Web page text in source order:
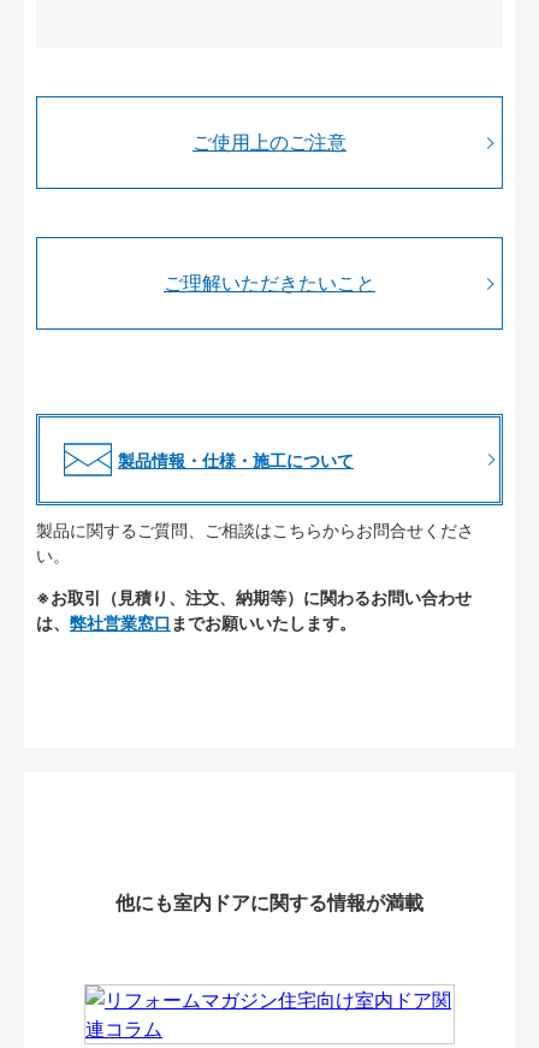
ご使用上のご注意
ご理解いただきたいこと
製品情報・仕様・施工について
製品に関するご質問、ご相談はこちらからお問合せくださ
い。
※お取引（見積り、注文、納期等）に関わるお問い合わせ
は、 弊社営業窓口 までお願いいたします。
他にも室内ドアに関する情報が満載